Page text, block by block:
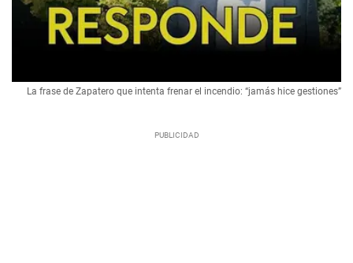
La frase de Zapatero que intenta frenar el incendio: “jamás hice gestiones”